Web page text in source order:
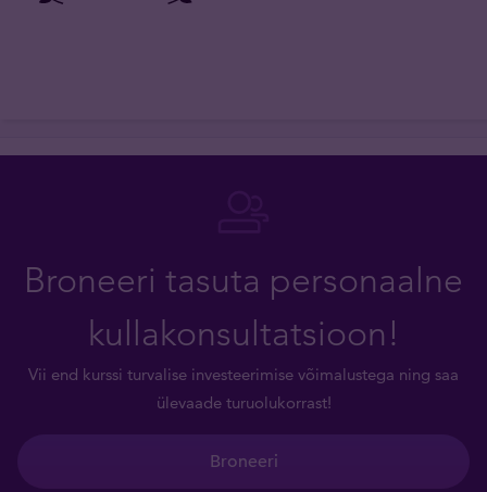
Broneeri tasuta personaalne
kullakonsultatsioon!
Vii end kurssi turvalise investeerimise võimalustega ning saa
ülevaade turuolukorrast!
Broneeri